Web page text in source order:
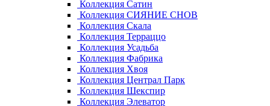
Коллекция Сатин
Коллекция СИЯНИЕ СНОВ
Коллекция Скала
Коллекция Терраццо
Коллекция Усадьба
Коллекция Фабрика
Коллекция Хвоя
Коллекция Централ Парк
Коллекция Шекспир
Коллекция Элеватор